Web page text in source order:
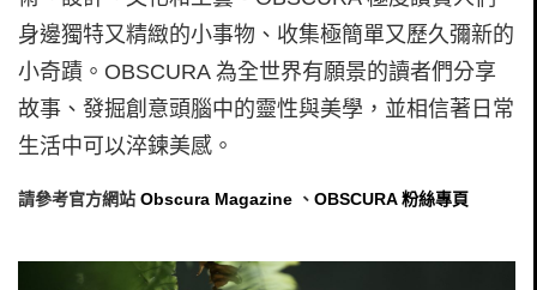
身邊獨特又精緻的小事物、收集極簡單又歷久彌新的
小奇蹟。OBSCURA 為全世界有願景的讀者們分享
故事、發掘創意頭腦中的靈性與美學，並相信著日常
生活中可以淬鍊美感。
請參考官方網站 Obscura Magazine 、 OBSCURA 粉絲專頁